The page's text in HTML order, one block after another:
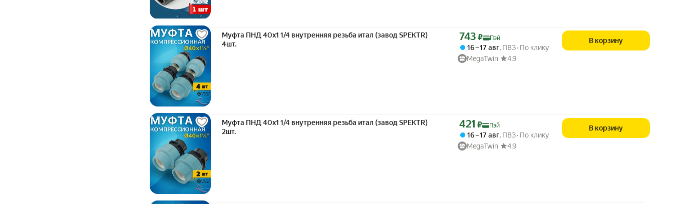
Муфта ПНД 40х1 1/4 внутренняя резьба итал (завод SPEKTR)
4шт.
Цена с картой Яндекс Пэй 743 ₽ вместо
743 ₽ Пэй
16 – 17 авг, ПВЗ По клику
MegaTwin
4.9
В корзину
Муфта ПНД 40х1 1/4 внутренняя резьба итал (завод SPEKTR)
2шт.
Цена с картой Яндекс Пэй 421 ₽ вместо
421 ₽ Пэй
16 – 17 авг, ПВЗ По клику
MegaTwin
4.9
В корзину